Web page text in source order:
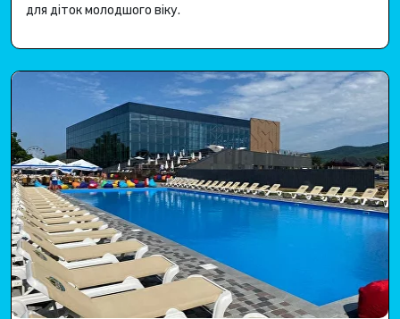
для діток молодшого віку.